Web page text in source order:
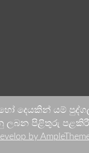
හෝ දෙයකින් යම්
පිළිතුරු
by